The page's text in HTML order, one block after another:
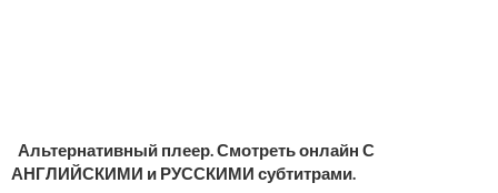
Альтернативный плеер. Смотреть онлайн С
АНГЛИЙСКИМИ и РУССКИМИ субтитрами.